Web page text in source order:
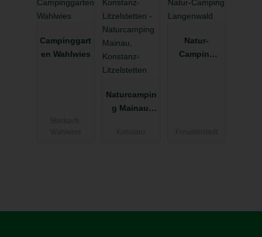
Campinggart
en Wahlwies
Naturcampin
g Mainau,
Natur-
Camping